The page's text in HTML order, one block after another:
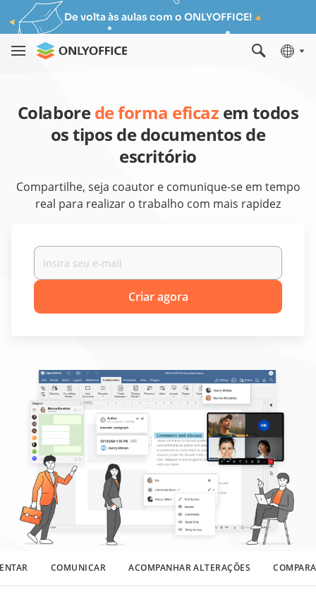
De volta às aulas com o ONLYOFFICE!
Colaborede forma eficaz em todos
os tipos de documentos de
escritório
Compartilhe, seja coautor e comunique-se em tempo
real para realizar o trabalho com mais rapidez
Criar agora
COMUNICAR ACOMPANHAR ALTERAÇÕES